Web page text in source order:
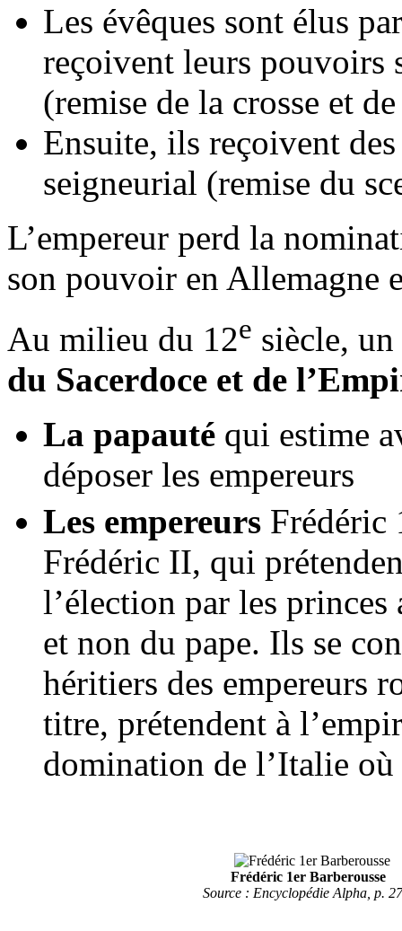
Les évêques sont élus
reçoivent leurs pouvoirs
(remise de la crosse et
Ensuite, ils reçoivent
seigneurial (remise du
L’empereur perd la
son pouvoir en Allemagne
Au milieu du 12e siècle,
du Sacerdoce et de
La papauté qui estime
déposer les empereurs
Les empereurs Frédéric
Frédéric II, qui
l’élection par les
et non du pape. Ils se
héritiers des empereurs
titre, prétendent à
domination de l’Italie
Frédéric 1er Barberousse
Source : Encyclopédie Alpha, p.